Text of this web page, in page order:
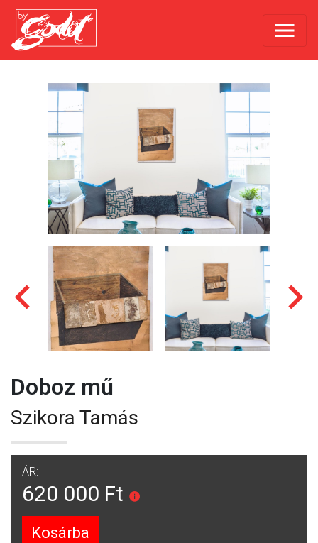
Doboz mű
Szikora Tamás
ÁR:
620 000 Ft
Kosárba